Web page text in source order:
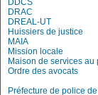
DDCS
DRAC
DREAL-UT
Huissiers de justice
MAIA
Mission locale
Maison de services au
Ordre des avocats
Préfecture de police